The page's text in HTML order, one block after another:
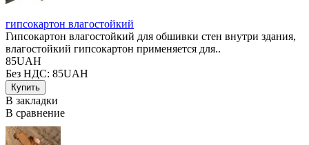
гипсокартон влагостойкий
Гипсокартон влагостойкий для обшивки стен внутри здания,
влагостойкий гипсокартон применяется для..
85UAH
Без НДС: 85UAH
В закладки
В сравнение